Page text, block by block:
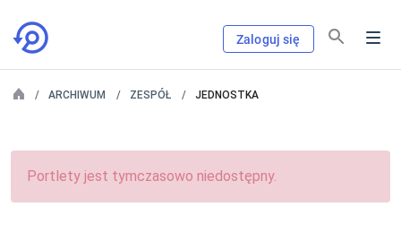
Zaloguj się
ARCHIWUM ZESPÓŁ JEDNOSTKA
Portlety jest tymczasowo niedostępny.